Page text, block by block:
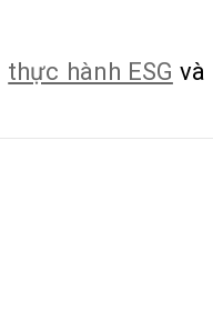
thực hành ESG và